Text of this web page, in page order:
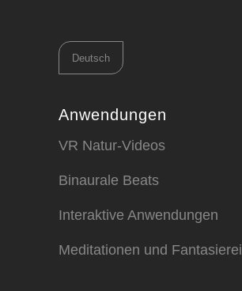
Sprache
auswählen
Anwendungen
VR Natur-Videos
Binaurale Beats
Interaktive Anwendungen
Meditationen und